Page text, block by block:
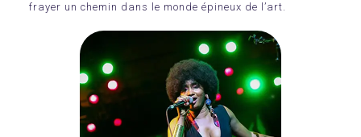
frayer un chemin dans le monde épineux de l’art.